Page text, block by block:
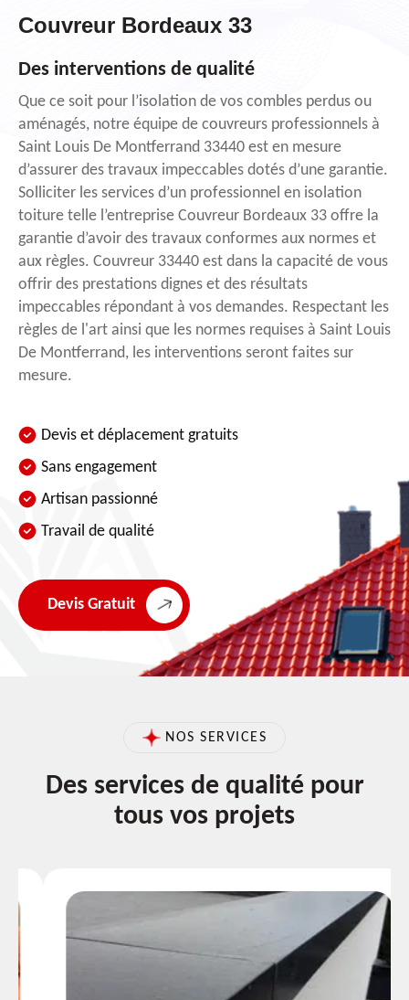
Couvreur Bordeaux 33
Des interventions de qualité
Que ce soit pour l’isolation de vos combles perdus ou
aménagés, notre équipe de couvreurs professionnels à
Saint Louis De Montferrand 33440 est en mesure
d’assurer des travaux impeccables dotés d’une garantie.
Solliciter les services d’un professionnel en isolation
toiture telle l’entreprise Couvreur Bordeaux 33 offre la
garantie d’avoir des travaux conformes aux normes et
aux règles. Couvreur 33440 est dans la capacité de vous
offrir des prestations dignes et des résultats
impeccables répondant à vos demandes. Respectant les
règles de l'art ainsi que les normes requises à Saint Louis
De Montferrand, les interventions seront faites sur
mesure.
Devis et déplacement gratuits
Sans engagement
Artisan passionné
Travail de qualité
Devis Gratuit
NOS SERVICES
Des services de qualité pour
tous vos projets